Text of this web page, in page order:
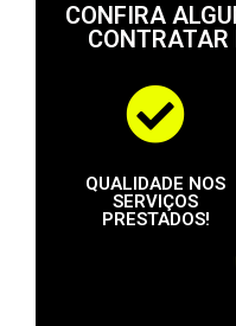
CONFIRA
CONTRATAR
QUALIDADE NOS
SERVIÇOS
PRESTADOS!